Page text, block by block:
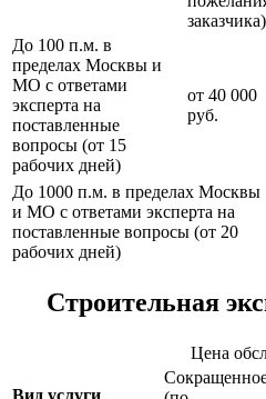
заказчика)
До 100 п.м. в
пределах Москвы и
МО с ответами
эксперта на
поставленные
вопросы (от 15
рабочих дней)
от 40 000
руб.
До 1000 п.м. в пределах Москвы
и МО с ответами эксперта на
поставленные вопросы (от 20
рабочих дней)
Строительная
Цена